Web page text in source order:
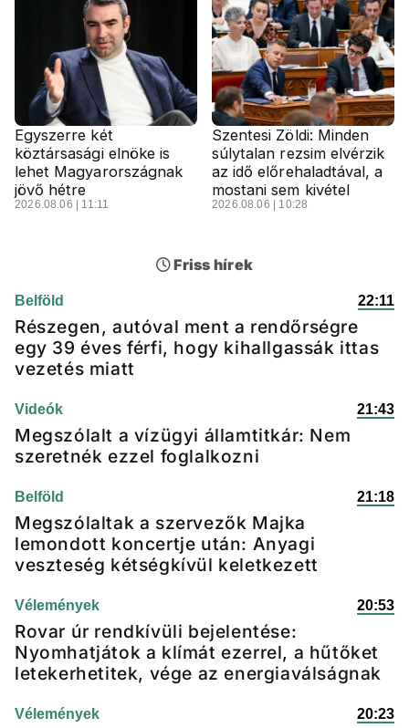
Egyszerre két
köztársasági elnöke is
lehet Magyarországnak
jövő hétre
2026.08.06 | 11:11
Szentesi Zöldi: Minden
súlytalan rezsim elvérzik
az idő előrehaladtával, a
mostani sem kivétel
2026.08.06 | 10:28
Friss hírek
Belföld 22:11
Részegen, autóval ment a rendőrségre
egy 39 éves férfi, hogy kihallgassák ittas
vezetés miatt
Videók 21:43
Megszólalt a vízügyi államtitkár: Nem
szeretnék ezzel foglalkozni
Belföld 21:18
Megszólaltak a szervezők Majka
lemondott koncertje után: Anyagi
veszteség kétségkívül keletkezett
Vélemények 20:53
Rovar úr rendkívüli bejelentése:
Nyomhatjátok a klímát ezerrel, a hűtőket
letekerhetitek, vége az energiaválságnak
Vélemények 20:23